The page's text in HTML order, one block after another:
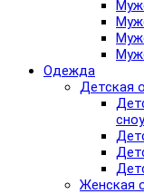
Одежда
Детская
Женская